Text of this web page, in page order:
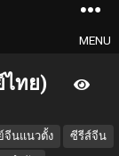
MENU
ทย)
จีนแนวตั้ง
ซีรีส์จีน